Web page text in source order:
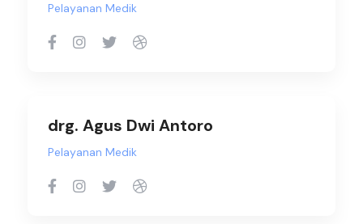
Pelayanan Medik
drg. Agus Dwi Antoro
Pelayanan Medik